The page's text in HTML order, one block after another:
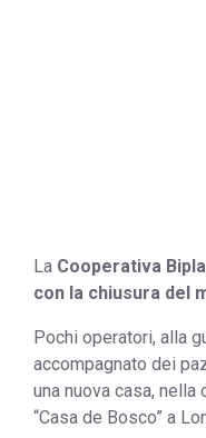
La Cooperativa
con la chiusura del
Pochi operatori, alla
accompagnato dei
una nuova casa, nella
“Casa de Bosco” a